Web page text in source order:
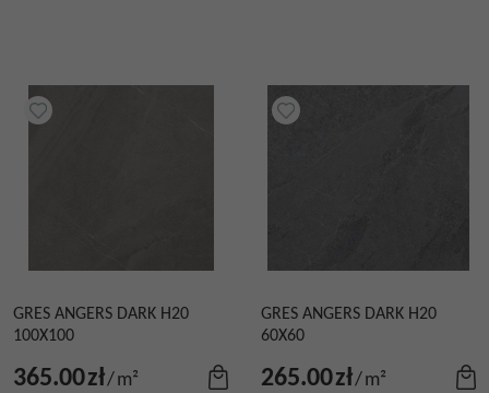
GRES ANGERS DARK H20
100X100
365.00zł/m²
GRES ANGERS DARK H20
60X60
265.00zł/m²